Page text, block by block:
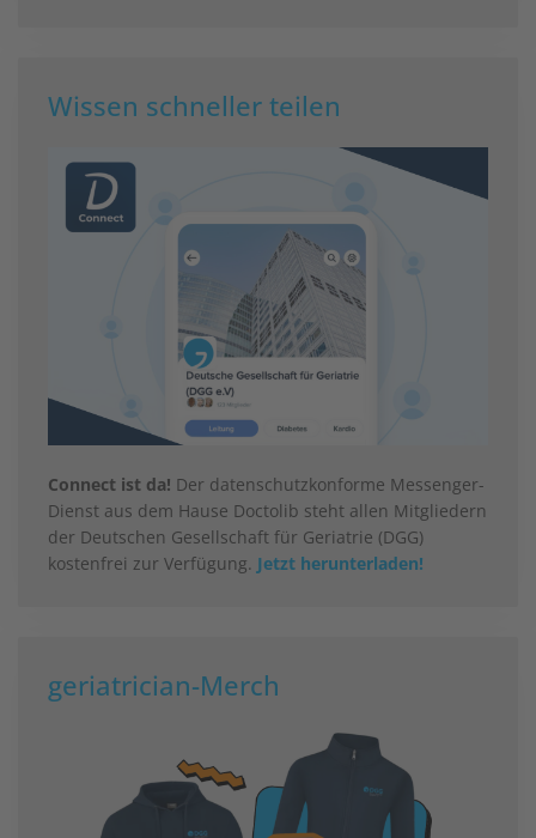
Wissen schneller teilen
Connect ist da! Der datenschutzkonforme Messenger-
Dienst aus dem Hause Doctolib steht allen Mitgliedern
der Deutschen Gesellschaft für Geriatrie (DGG)
kostenfrei zur Verfügung. Jetzt herunterladen!
geriatrician-Merch